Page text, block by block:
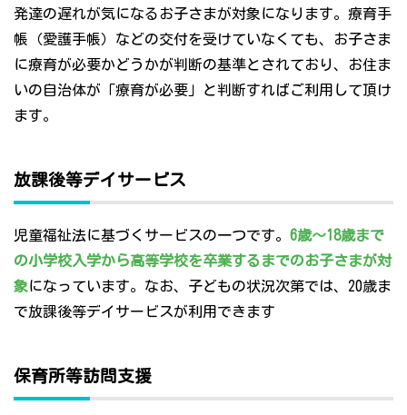
発達の遅れが気になるお子さまが対象になります。療育手
帳（愛護手帳）などの交付を受けていなくても、お子さま
に療育が必要かどうかが判断の基準とされており、お住ま
いの自治体が「療育が必要」と判断すればご利用して頂け
ます。
放課後等デイサービス
児童福祉法に基づくサービスの一つです。 6歳～18歳まで
の小学校入学から高等学校を卒業するまでのお子さまが対
象になっています。なお、子どもの状況次第では、20歳ま
で放課後等デイサービスが利用できます
保育所等訪問支援